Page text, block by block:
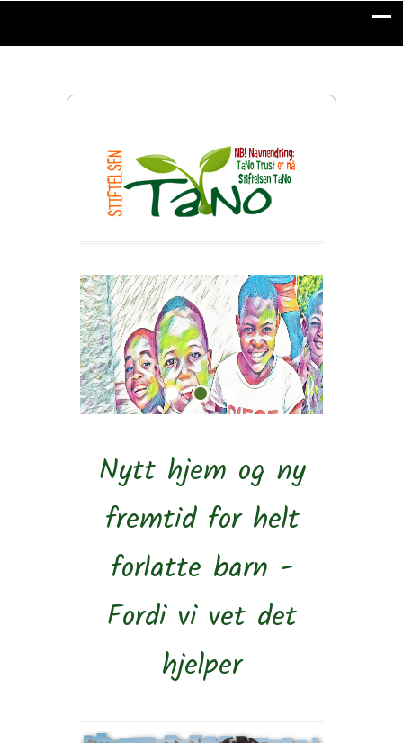
Nytt hjem og ny
fremtid for helt
forlatte barn -
Fordi vi vet det
hjelper